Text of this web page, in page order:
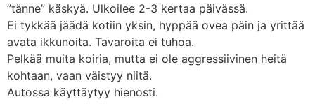
”tänne” käskyä. Ulkoilee 2-3 kertaa päivässä.
Ei tykkää jäädä kotiin yksin, hyppää ovea päin ja yrittää
avata ikkunoita. Tavaroita ei tuhoa.
Pelkää muita koiria, mutta ei ole aggressiivinen heitä
kohtaan, vaan väistyy niitä.
Autossa käyttäytyy hienosti.